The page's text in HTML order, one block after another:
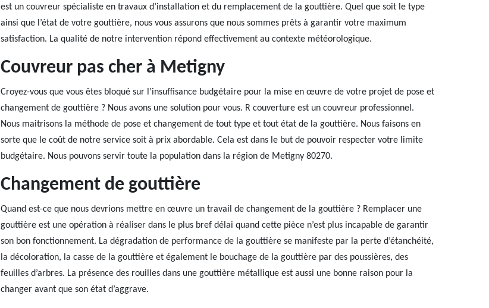
est un couvreur spécialiste en travaux d’installation et du remplacement de la gouttière. Quel que soit le type
ainsi que l’état de votre gouttière, nous vous assurons que nous sommes prêts à garantir votre maximum
satisfaction. La qualité de notre intervention répond effectivement au contexte météorologique.
Couvreur pas cher à Metigny
Croyez-vous que vous êtes bloqué sur l’insuffisance budgétaire pour la mise en œuvre de votre projet de pose et
changement de gouttière ? Nous avons une solution pour vous. R couverture est un couvreur professionnel.
Nous maitrisons la méthode de pose et changement de tout type et tout état de la gouttière. Nous faisons en
sorte que le coût de notre service soit à prix abordable. Cela est dans le but de pouvoir respecter votre limite
budgétaire. Nous pouvons servir toute la population dans la région de Metigny 80270.
Changement de gouttière
Quand est-ce que nous devrions mettre en œuvre un travail de changement de la gouttière ? Remplacer une
gouttière est une opération à réaliser dans le plus bref délai quand cette pièce n’est plus incapable de garantir
son bon fonctionnement. La dégradation de performance de la gouttière se manifeste par la perte d’étanchéité,
la décoloration, la casse de la gouttière et également le bouchage de la gouttière par des poussières, des
feuilles d’arbres. La présence des rouilles dans une gouttière métallique est aussi une bonne raison pour la
changer avant que son état d’aggrave.